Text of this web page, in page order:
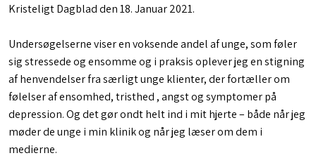
Kristeligt Dagblad den 18. Januar 2021.
Undersøgelserne viser en voksende andel af unge, som føler
sig stressede og ensomme og i praksis oplever jeg en stigning
af henvendelser fra særligt unge klienter, der fortæller om
følelser af ensomhed, tristhed , angst og symptomer på
depression. Og det gør ondt helt ind i mit hjerte – både når jeg
møder de unge i min klinik og når jeg læser om dem i
medierne.